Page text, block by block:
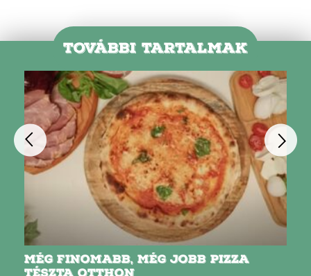
TOVÁBBI TARTALMAK
MÉG FINOMABB, MÉG JOBB PIZZA